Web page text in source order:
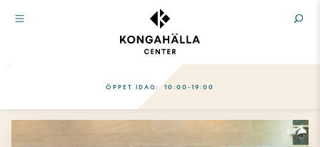
ÖPPET IDAG: 10:00-19:00